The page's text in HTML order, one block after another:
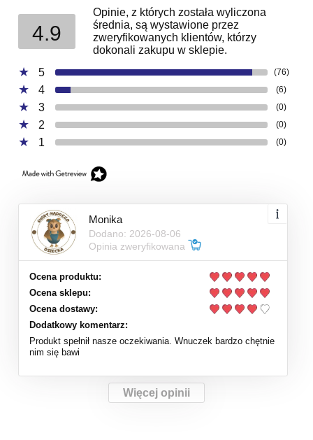
4.9
Opinie, z których została wyliczona
średnia, są wystawione przez
zweryfikowanych klientów, którzy
dokonali zakupu w sklepie.
5
(76)
4 (6)
3 (0)
2 (0)
1 (0)
Monika
Dodano: 2026-08-06
Opinia zweryfikowana
Ocena produktu:
Ocena sklepu:
Ocena dostawy:
Dodatkowy komentarz:
Produkt spełnił nasze oczekiwania. Wnuczek bardzo chętnie
nim się bawi
Więcej opinii